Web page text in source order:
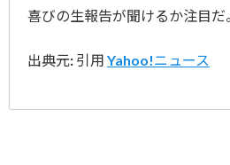
喜びの生報告が聞けるか注目だ
出典元: 引用 Yahoo!ニュース